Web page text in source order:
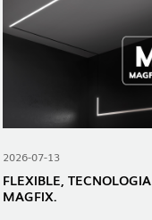
2026-07-13
FLEXIBLE, TECNOLOGIA
MAGFIX.